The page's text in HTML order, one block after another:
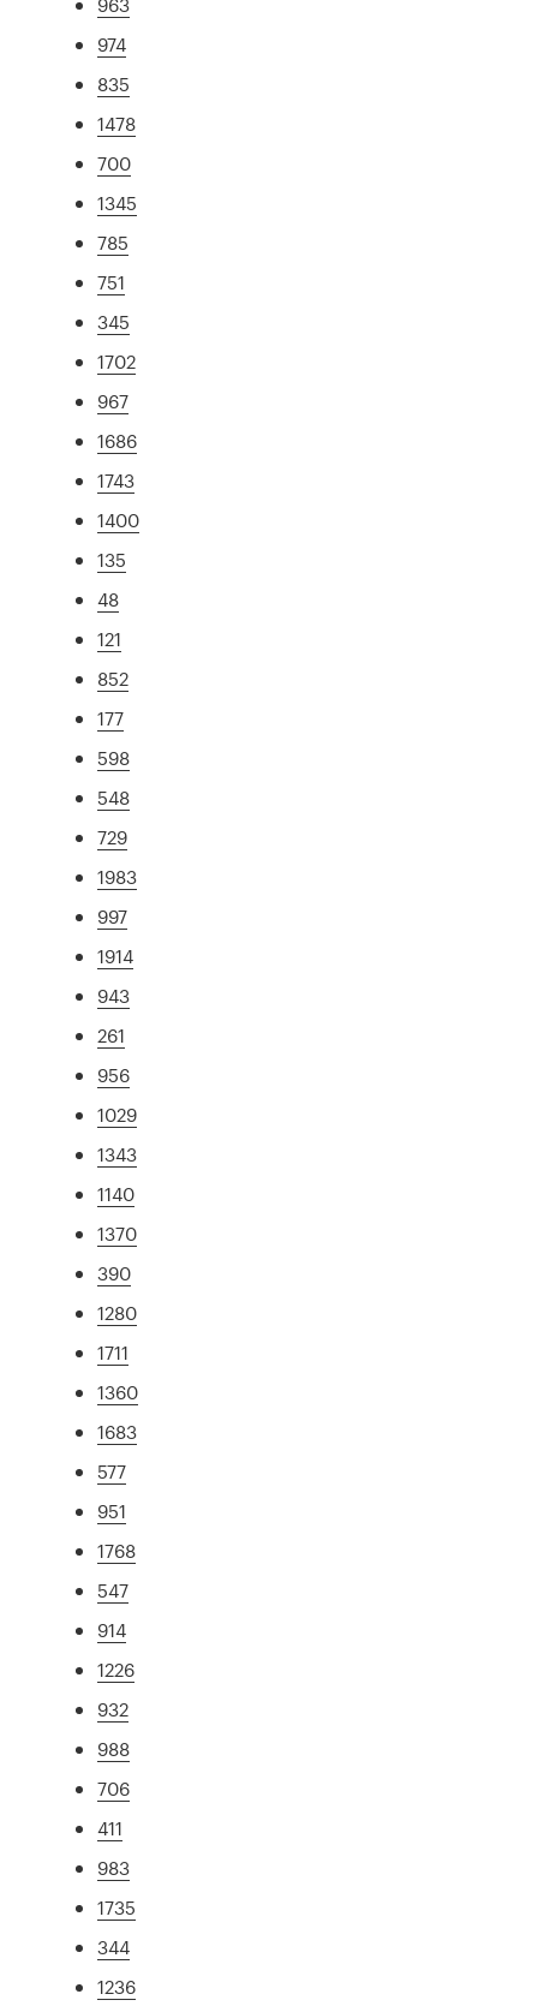
974
835
1478
700
1345
785
751
345
1702
967
1686
1743
1400
135
48
121
852
177
598
548
729
1983
997
1914
943
261
956
1029
1343
1140
1370
390
1280
1711
1360
1683
577
951
1768
547
914
1226
932
988
706
411
983
1735
344
1236